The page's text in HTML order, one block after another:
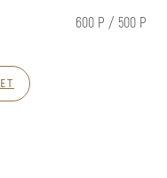
600 Р / 500 Р